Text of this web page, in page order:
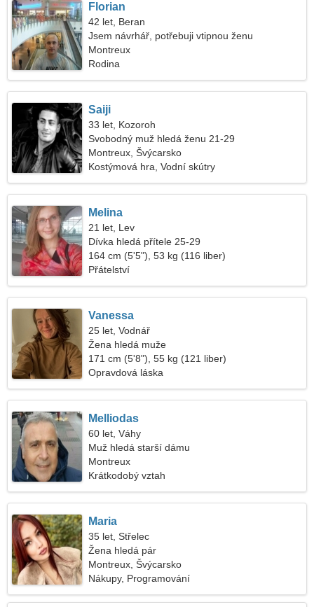
Florian
42 let, Beran
Jsem návrhář, potřebuji vtipnou ženu
Montreux
Rodina
Saiji
33 let, Kozoroh
Svobodný muž hledá ženu 21-29
Montreux, Švýcarsko
Kostýmová hra, Vodní skútry
Melina
21 let, Lev
Dívka hledá přítele 25-29
164 cm (5'5"), 53 kg (116 liber)
Přátelství
Vanessa
25 let, Vodnář
Žena hledá muže
171 cm (5'8"), 55 kg (121 liber)
Opravdová láska
Melliodas
60 let, Váhy
Muž hledá starší dámu
Montreux
Krátkodobý vztah
Maria
35 let, Střelec
Žena hledá pár
Montreux, Švýcarsko
Nákupy, Programování